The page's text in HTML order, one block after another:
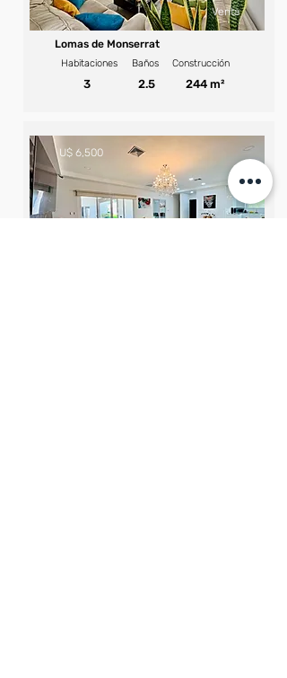
Venta
Lomas de Monserrat
Habitaciones Baños Construcción
3 2.5 244 m²
U$ 6,500